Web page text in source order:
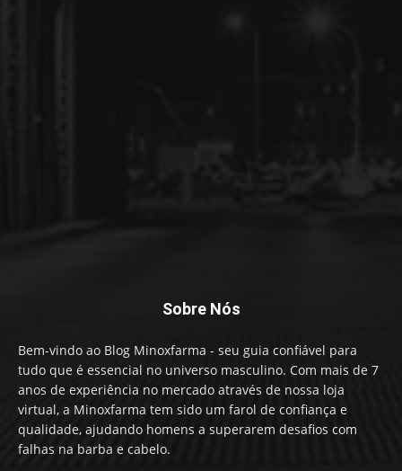
Sobre Nós
Bem-vindo ao Blog Minoxfarma - seu guia confiável para
tudo que é essencial no universo masculino. Com mais de 7
anos de experiência no mercado através de nossa loja
virtual, a Minoxfarma tem sido um farol de confiança e
qualidade, ajudando homens a superarem desafios com
falhas na barba e cabelo.